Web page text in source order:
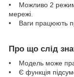
• Можливо 2
мережі.
• Ваги працюють
Про що слід
• Модель може
• Є функція